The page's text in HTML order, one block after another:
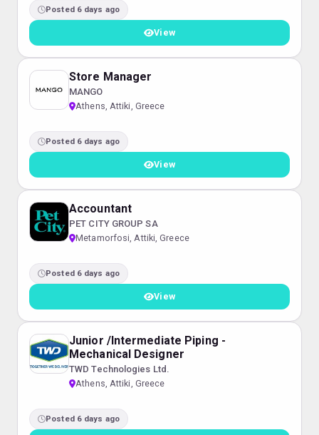
Posted 6 days ago
View
Store Manager
MANGO
Athens, Attiki, Greece
Posted 6 days ago
View
Accountant
PET CITY GROUP SA
Metamorfosi, Attiki, Greece
Posted 6 days ago
View
Junior /Intermediate Piping -
Mechanical Designer
TWD Technologies Ltd.
Athens, Attiki, Greece
Posted 6 days ago